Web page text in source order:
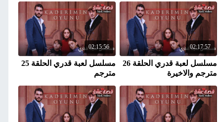
02:17:57
مسلسل لعبة قدري الحلقة 26
مترجم والاخيرة
02:15:56
مسلسل لعبة قدري الحلقة 25
مترجم